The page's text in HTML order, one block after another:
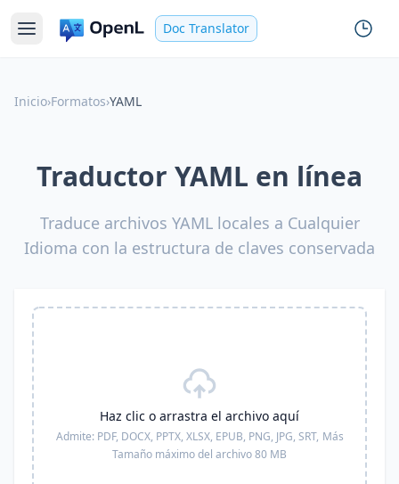
Doc Translator
Inicio›Formatos›YAML
Traductor YAML en línea
Traduce archivos YAML locales a Cualquier
Idioma con la estructura de claves conservada
Haz clic o arrastra el archivo aquí
Admite: PDF, DOCX, PPTX, XLSX, EPUB, PNG, JPG, SRT, Más
Tamaño máximo del archivo 80 MB